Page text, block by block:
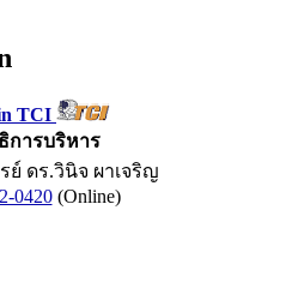
TCI
การบริหาร
ย์ ดร.วินิจ ผาเจริญ
0420(Online)